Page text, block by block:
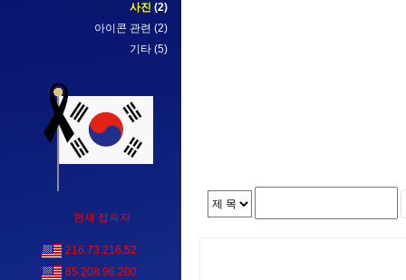
사진 (2)
아이콘 관련 (2)
기타 (5)
현재 접속자
216.73.216.52
85.208.96.200